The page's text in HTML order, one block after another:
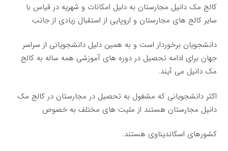
کالج مک دانیل مجارستان به دلیل امکانات و شهریه در قیاس با
سایر کالج های مجارستان و اروپایی از استقبال زیادی از جانب
دانشجویان برخوردار است و به همین دلیل دانشجویانی از سراسر
جهان برای ادامه تحصیل در دوره های آموزشی همه ساله به کالج
مک دانیل می آیند.
اکثر دانشجویانی که مشغول به تحصیل در مجارستان در کالج مک
دانیل مجارستان هستند از ملیت های مختلف به خصوص
کشورهای اسکاندیناوی هستند.